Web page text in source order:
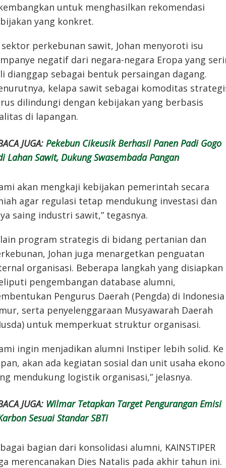
untuk menghasilkan rekomendasi
yang konkret.
sektor perkebunan sawit, Johan menyoroti isu
negatif dari negara-negara Eropa yang
dianggap sebagai bentuk persaingan dagang.
kelapa sawit sebagai komoditas
dilindungi dengan kebijakan yang berbasis
di lapangan.
JUGA: Pekebun Cikeusik Berhasil Panen Padi Gogo
Lahan Sawit, Dukung Swasembada Pangan
akan mengkaji kebijakan pemerintah secara
agar regulasi tetap mendukung investasi dan
saing industri sawit,” tegasnya.
program strategis di bidang pertanian dan
Johan juga menargetkan penguatan
organisasi. Beberapa langkah yang disiapkan
pengembangan database alumni,
Pengurus Daerah (Pengda) di Indonesia
serta penyelenggaraan Musyawarah Daerah
untuk memperkuat struktur organisasi.
ingin menjadikan alumni Instiper lebih solid. Ke
akan ada kegiatan sosial dan unit usaha
mendukung logistik organisasi,” jelasnya.
JUGA: Wilmar Tetapkan Target Pengurangan Emisi
Sesuai Standar SBTi
bagian dari konsolidasi alumni, KAINSTIPER
merencanakan Dies Natalis pada akhir tahun ini.